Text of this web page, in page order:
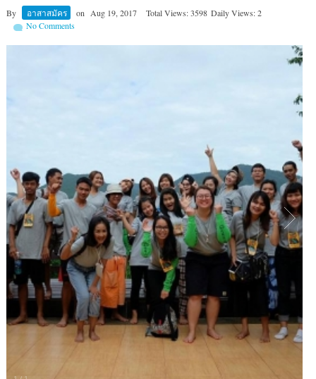
By อาสาสมัคร on Aug 19, 2017 Total Views: 3598 Daily Views: 2
No Comments